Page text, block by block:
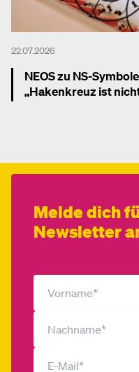
22.07.2026
NEOS zu NS-
„Hakenkreuz ist
Melde dich
Newsletter